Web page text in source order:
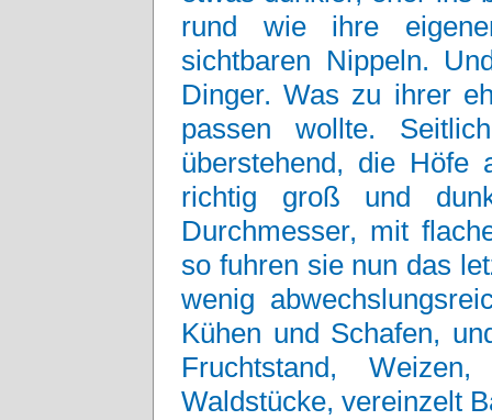
rund wie ihre
sichtbaren Nippeln.
Dinger. Was zu ihrer
passen wollte.
überstehend, die Höfe
richtig groß und
Durchmesser, mit
so fuhren sie nun das
wenig
Kühen und Schafen,
Fruchtstand,
Waldstücke, vereinzelt